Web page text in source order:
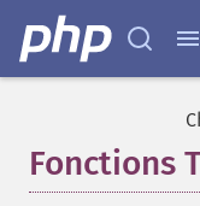
Fonctions